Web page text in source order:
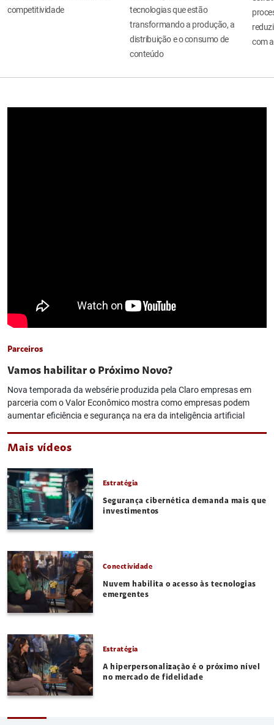
competitividade
tecnologias que estão
transformando a produção, a
distribuição e o consumo de
conteúdo
com
Parceiros
Vamos habilitar o Próximo Novo?
Nova temporada da websérie produzida pela Claro empresas em
parceria com o Valor Econômico mostra como empresas podem
aumentar eficiência e segurança na era da inteligência artificial
Mais vídeos
Estratégia
Segurança cibernética demanda mais que
investimentos
Conectividade
Nuvem habilita o acesso às tecnologias
emergentes
Estratégia
A hiperpersonalização é o próximo nível
no mercado de fidelidade